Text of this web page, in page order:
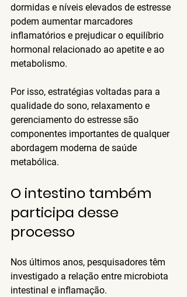
dormidas e níveis elevados de estresse
podem aumentar marcadores
inflamatórios e prejudicar o equilíbrio
hormonal relacionado ao apetite e ao
metabolismo.
Por isso, estratégias voltadas para a
qualidade do sono, relaxamento e
gerenciamento do estresse são
componentes importantes de qualquer
abordagem moderna de saúde
metabólica.
O intestino também
participa desse
processo
Nos últimos anos, pesquisadores têm
investigado a relação entre microbiota
intestinal e inflamação.